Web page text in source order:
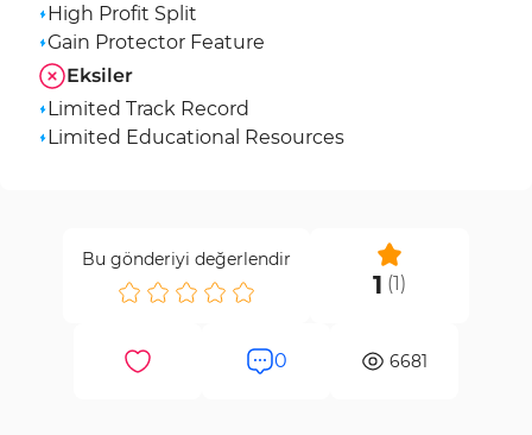
High Profit Split
Gain Protector Feature
Eksiler
Limited Track Record
Limited Educational Resources
1 (1 )
Bu gönderiyi değerlendir
0 6681